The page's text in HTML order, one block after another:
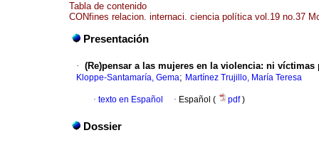
Tabla de contenido
CONfines relacion. internaci. ciencia política vol.19 no.37
Presentación
· (Re)pensar a las mujeres en la violencia: ni
Kloppe-Santamaría, Gema; Martínez Trujillo, María Teresa
· texto en Español · Español ( pdf)
Dossier